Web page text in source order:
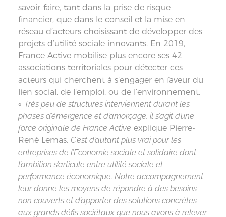
savoir-faire, tant dans la prise de risque
financier, que dans le conseil et la mise en
réseau d’acteurs choisissant de développer des
projets d’utilité sociale innovants. En 2019,
France Active mobilise plus encore ses 42
associations territoriales pour détecter ces
acteurs qui cherchent à s’engager en faveur du
lien social, de l’emploi, ou de l’environnement.
« Très peu de structures interviennent durant les
phases d’émergence et d’amorçage, il s’agit d’une
force originale de France Active explique Pierre-
René Lemas. C’est d’autant plus vrai pour les
entreprises de l’Economie sociale et solidaire dont
l’ambition s’articule entre utilité sociale et
performance économique. Notre accompagnement
leur donne les moyens de répondre à des besoins
non couverts et d’apporter des solutions concrètes
aux grands défis sociétaux que nous avons à relever